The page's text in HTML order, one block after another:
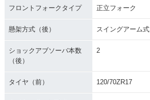
フロントフォークタイプ 正立フォーク
懸架方式（後） スイングアーム式
ショックアブソーバ本数
（後）
2
タイヤ（前） 120/70ZR17